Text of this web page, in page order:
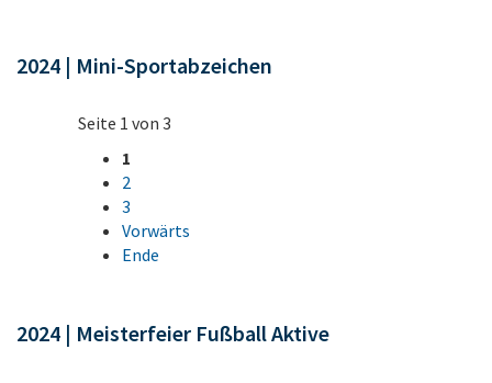
2024 | Mini-Sportabzeichen
Seite 1 von 3
1
2
3
Vorwärts
Ende
2024 | Meisterfeier Fußball Aktive